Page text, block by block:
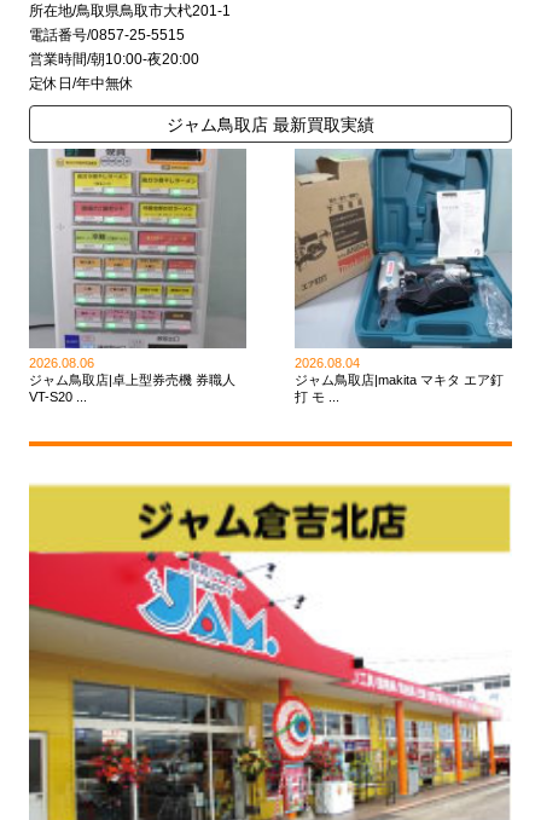
所在地/鳥取県鳥取市大杙201-1
電話番号/0857-25-5515
営業時間/朝10:00-夜20:00
定休日/年中無休
ジャム鳥取店 最新買取実績
2026.08.06
ジャム鳥取店|卓上型券売機 券職人
VT-S20 ...
2026.08.04
ジャム鳥取店|makita マキタ エア釘
打 モ ...